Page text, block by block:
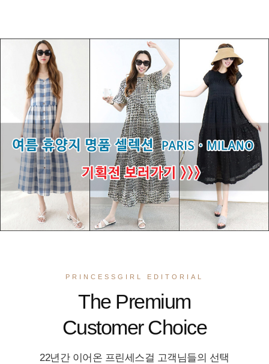
PRINCESSGIRL EDITORIAL
The Premium
Customer Choice
22년간 이어온 프린세스걸 고객님들의 선택